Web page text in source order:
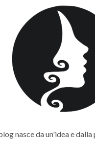
nasce da un'idea e dalla